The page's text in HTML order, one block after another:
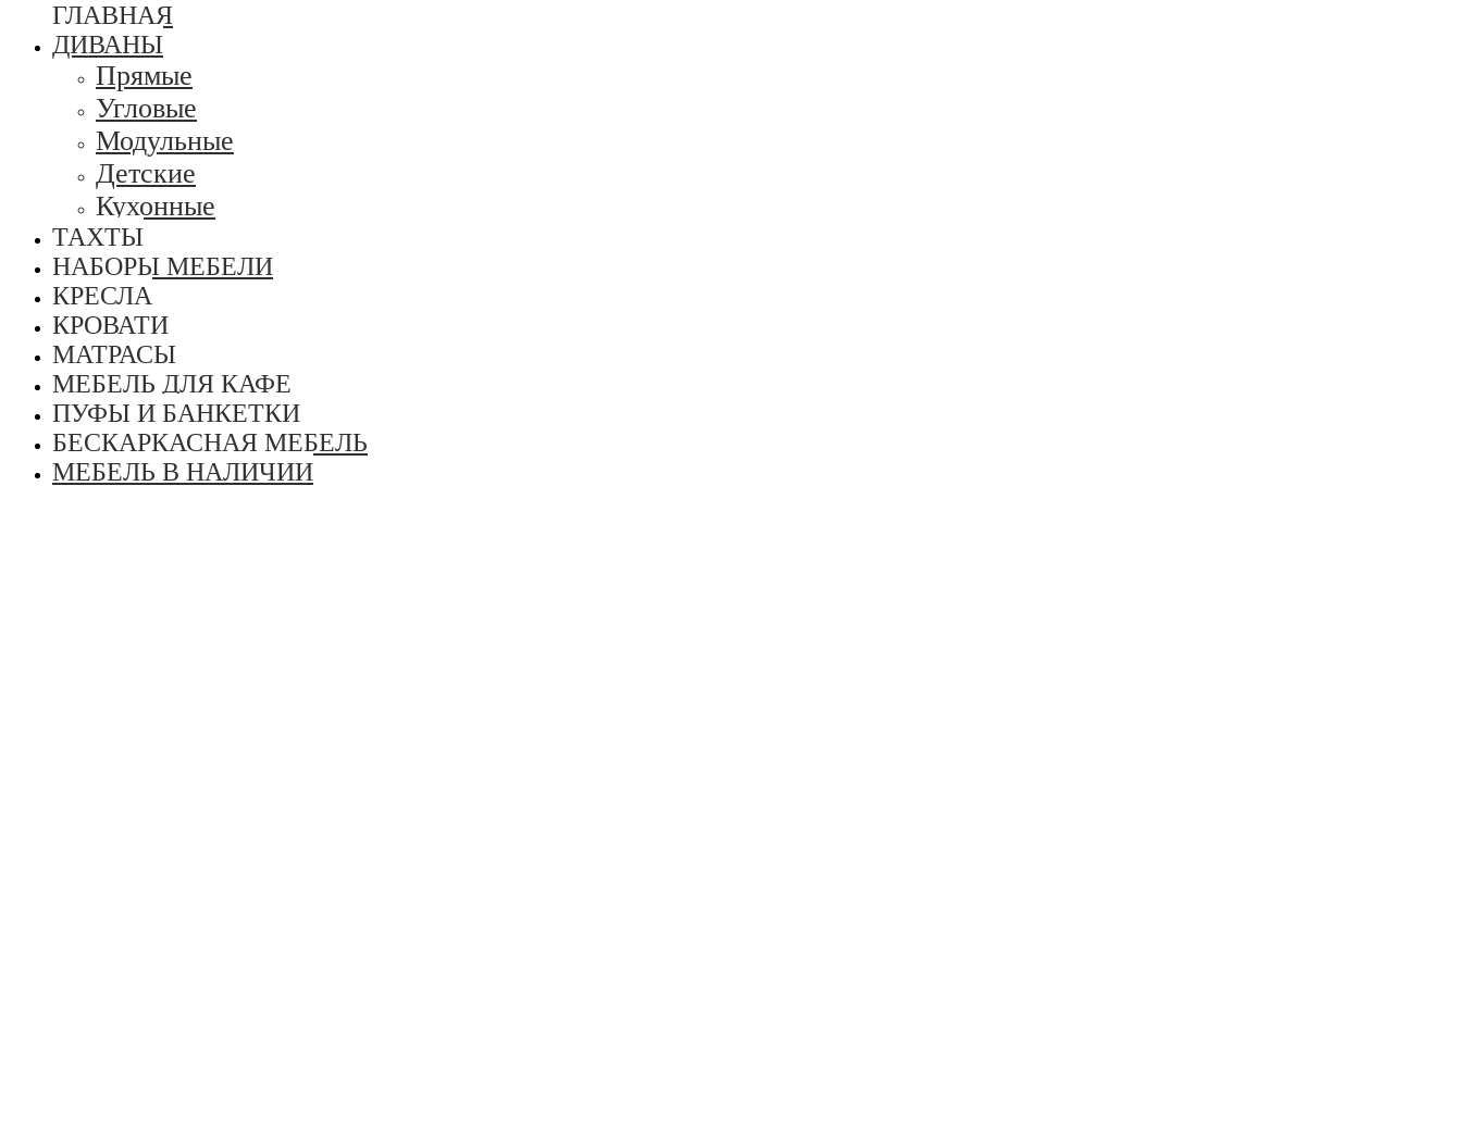
ГЛАВНАЯ
ДИВАНЫ
Прямые
Угловые
Модульные
Детские
Кухонные
ТАХТЫ
НАБОРЫ МЕБЕЛИ
КРЕСЛА
КРОВАТИ
МАТРАСЫ
МЕБЕЛЬ ДЛЯ КАФЕ
ПУФЫ И БАНКЕТКИ
БЕСКАРКАСНАЯ МЕБЕЛЬ
МЕБЕЛЬ В НАЛИЧИИ